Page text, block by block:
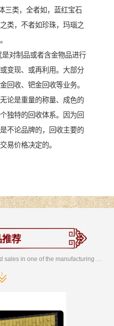
三类，全者如，蓝红宝石
类，不者如珍珠，玛瑙之
对制品或者含金物品进行
变现、或再利用。大部分
回收、钯金回收等业务。
论是重量的称量、成色的
独特的回收体系。因为回
不论品牌的，回收主要的
易价格决定的。
推荐